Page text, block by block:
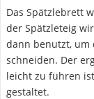
Das Spätzlebrett
der Spätzleteig
dann benutzt, um
schneiden. Der
leicht zu führen
gestaltet.